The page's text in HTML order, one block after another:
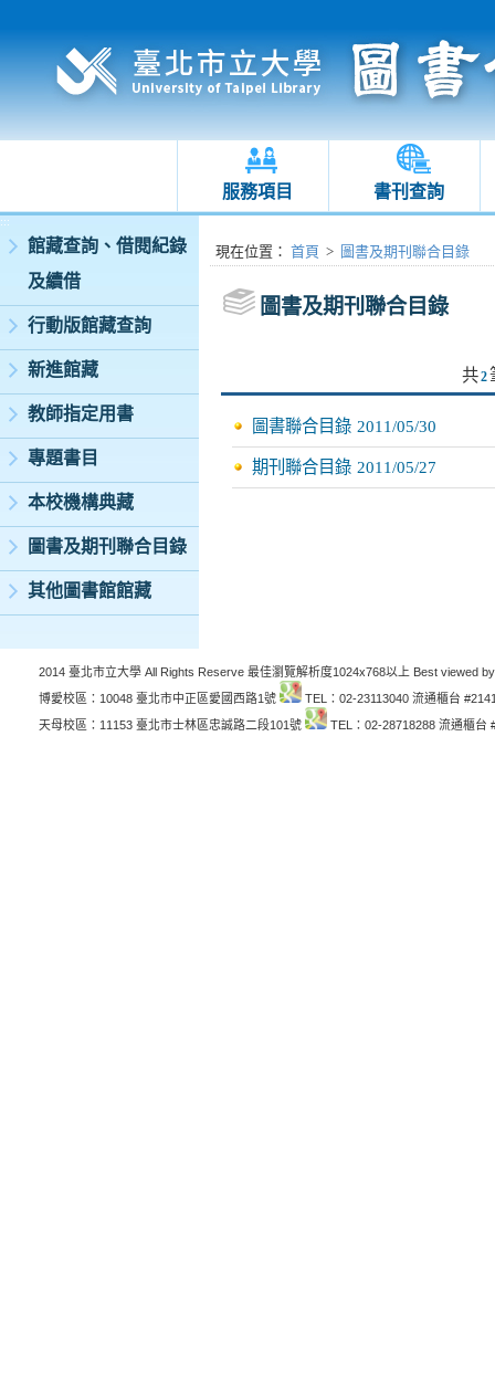
服務項目 書刊查詢
:::
館藏查詢、借閱紀錄
及續借
行動版館藏查詢
新進館藏
教師指定用書
專題書目
本校機構典藏
圖書及期刊聯合目錄
其他圖書館館藏
:::現在位置 ： 首頁 > 圖書及期刊聯合目錄
圖書及期刊聯合目錄
共2
圖書聯合目錄 2011/05/30
期刊聯合目錄 2011/05/27
2014 臺北市立大學 All Rights Reserve 最佳瀏覽解析度1024x768以上 Best viewed
博愛校區：10048 臺北市中正區愛國西路1號
TEL：02-23113040 流通櫃台
天母校區：11153 臺北市士林區忠誠路二段101號
TEL：02-28718288 流通櫃台